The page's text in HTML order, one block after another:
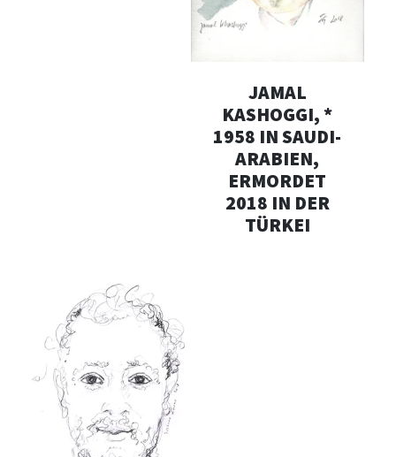
JAMAL
KASHOGGI, *
1958 IN SAUDI-
ARABIEN,
ERMORDET
2018 IN DER
TÜRKEI